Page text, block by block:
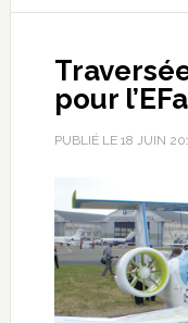
pour
PUBLIÉ LE 18 JUIN